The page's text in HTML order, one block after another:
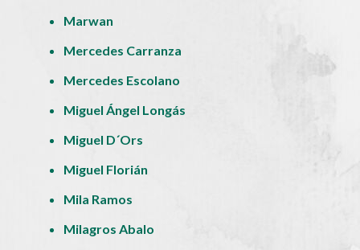
Marwan
Mercedes Carranza
Mercedes Escolano
Miguel Ángel Longás
Miguel D´Ors
Miguel Florián
Mila Ramos
Milagros Abalo